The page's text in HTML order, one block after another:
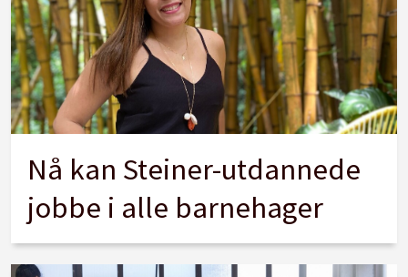
Nå kan Steiner-utdannede
jobbe i alle barnehager